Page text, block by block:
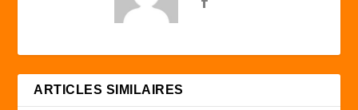
ARTICLES SIMILAIRES